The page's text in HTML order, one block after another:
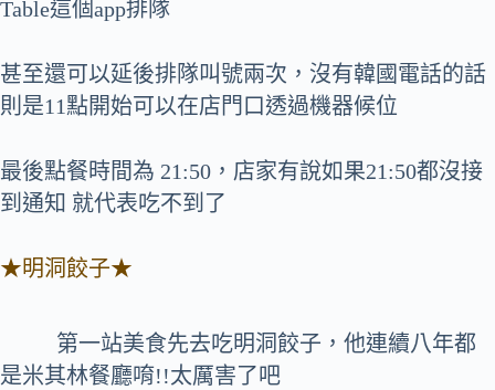
Table這個app排隊
甚至還可以延後排隊叫號兩次，沒有韓國電話的話
則是11點開始可以在店門口透過機器候位
最後點餐時間為 21:50，店家有說如果21:50都沒接
到通知 就代表吃不到了
★明洞餃子★
第一站美食先去吃明洞餃子，他連續八年都
是米其林餐廳唷!!太厲害了吧